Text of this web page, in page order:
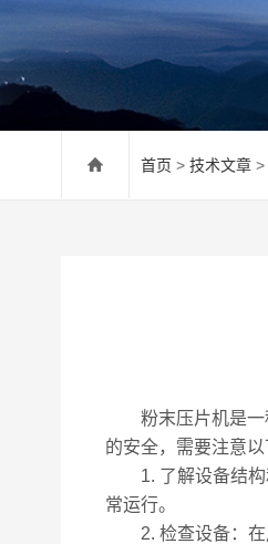
首页 > 技术文章 >
粉末压片机是一种
的安全，需要注意以
1. 了解设备结构和
常运行。
2. 检查设备：在启